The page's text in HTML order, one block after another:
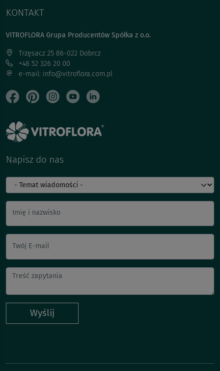
KONTAKT
VITROFLORA Grupa Producentów Spółka z o.o.
Trzęsacz 25 86-022 Dobrcz
+48 52 326 20 00
e-mail: info@vitroflora.com.pl
Napisz do nas
Imię i nazwisko
Twój E-mail
Wyślij